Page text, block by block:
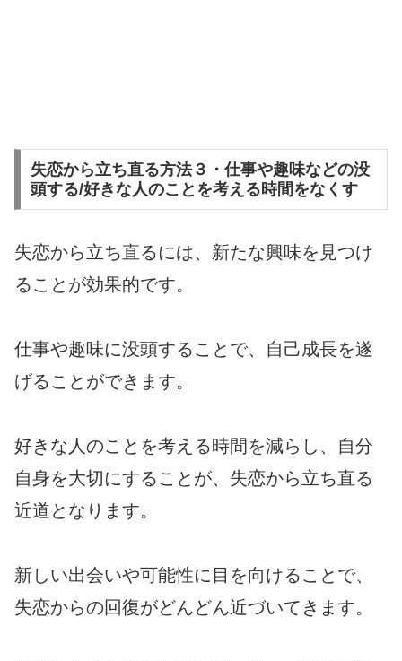
失恋から立ち直る方法３・仕事や趣味などの没
頭する/好きな人のことを考える時間をなくす
失恋から立ち直るには、新たな興味を見つけ
ることが効果的です。
仕事や趣味に没頭することで、自己成長を遂
げることができます。
好きな人のことを考える時間を減らし、自分
自身を大切にすることが、失恋から立ち直る
近道となります。
新しい出会いや可能性に目を向けることで、
失恋からの回復がどんどん近づいてきます。